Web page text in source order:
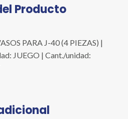
Producto
PARA J-40 (4 PIEZAS) |
JUEGO | Cant./unidad: